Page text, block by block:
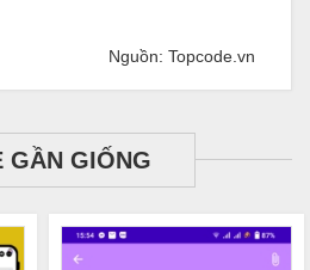
Nguồn: Topcode.vn
GẦN GIỐNG